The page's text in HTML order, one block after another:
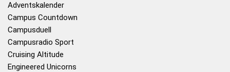
Adventskalender
Campus Countdown
Campusduell
Campusradio Sport
Cruising Altitude
Engineered Unicorns